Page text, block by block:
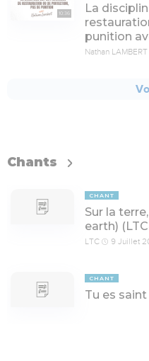
10:36
La
punition
Nathan LAMBERT
Chants
CHANT
Sur la
earth)
LTC 9 Juillet
CHANT
Tu es saint